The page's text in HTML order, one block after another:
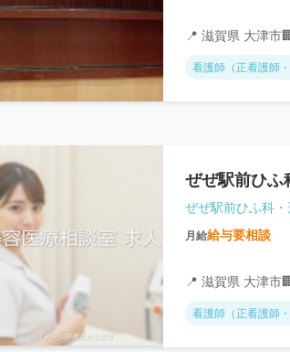
📍 滋賀県 大津市
看護師（正看護師・
ぜぜ駅前ひふ
ぜぜ駅前ひふ科
月給給与要相談
📍 滋賀県 大津市
看護師（正看護師・